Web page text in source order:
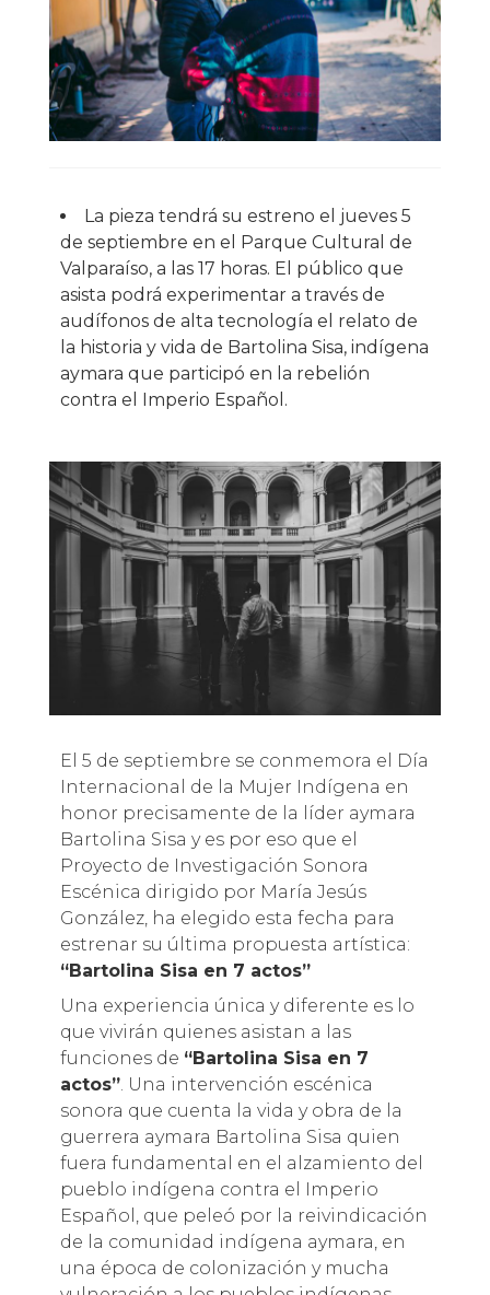
La pieza tendrá su estreno el jueves 5
de septiembre en el Parque Cultural de
Valparaíso, a las 17 horas. El público que
asista podrá experimentar a través de
audífonos de alta tecnología el relato de
la historia y vida de Bartolina Sisa, indígena
aymara que participó en la rebelión
contra el Imperio Español.
El 5 de septiembre se conmemora el Día
Internacional de la Mujer Indígena en
honor precisamente de la líder aymara
Bartolina Sisa y es por eso que el
Proyecto de Investigación Sonora
Escénica dirigido por María Jesús
González, ha elegido esta fecha para
estrenar su última propuesta artística:
“Bartolina Sisa en 7 actos”
Una experiencia única y diferente es lo
que vivirán quienes asistan a las
funciones de “Bartolina Sisa en 7
actos”. Una intervención escénica
sonora que cuenta la vida y obra de la
guerrera aymara Bartolina Sisa quien
fuera fundamental en el alzamiento del
pueblo indígena contra el Imperio
Español, que peleó por la reivindicación
de la comunidad indígena aymara, en
una época de colonización y mucha